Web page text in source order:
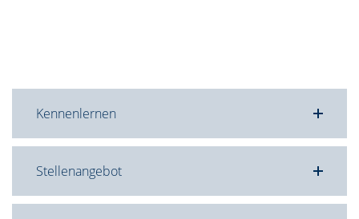
Kennenlernen
Stellenangebot